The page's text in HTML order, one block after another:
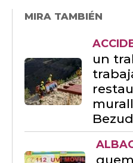
MIRA TAMBIÉN
un